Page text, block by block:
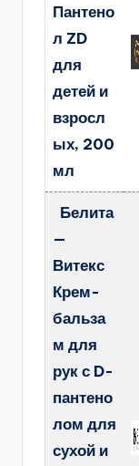
Пантено
л ZD
для
детей и
взросл
ых, 200
мл
Белита
—
Витекс
Крем-
бальза
м для
рук с D-
пантено
лом для
сухой и